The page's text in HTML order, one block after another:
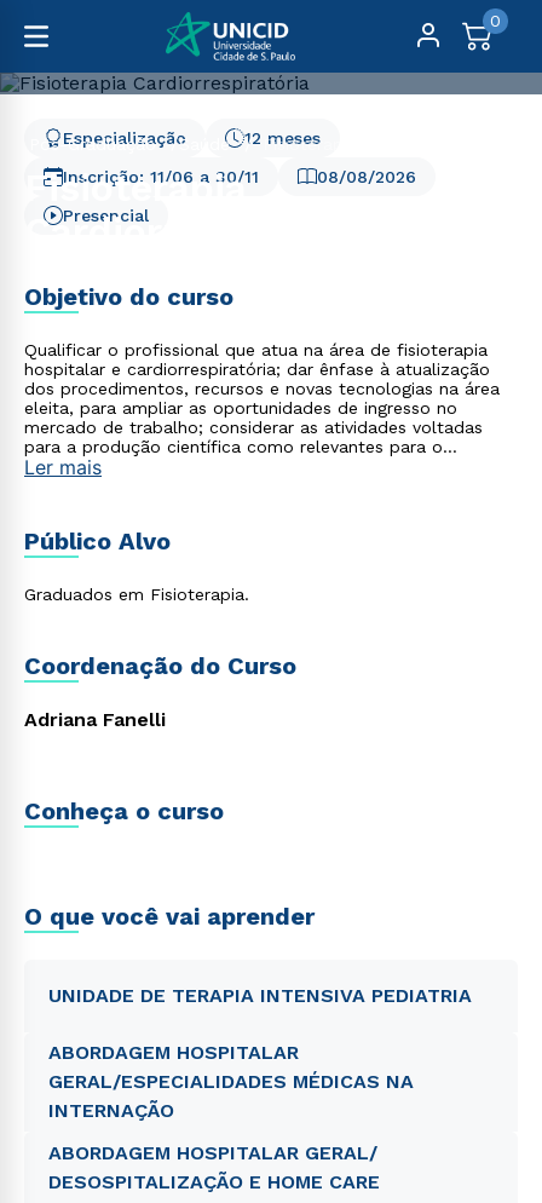
0
Pós-Graduação Saúde Fisioterapia Cardiorrespiratória
Fisioterapia
Cardiorrespiratória
08/08/2026
12 meses
Especialização
Presencial
Inscrição: 11/06 a 30/11
Objetivo do curso
Qualificar o profissional que atua na área de fisioterapia
hospitalar e cardiorrespiratória; dar ênfase à atualização
dos procedimentos, recursos e novas tecnologias na área
eleita, para ampliar as oportunidades de ingresso no
mercado de trabalho; considerar as atividades voltadas
para a produção científica como relevantes para o
desenvolvimento e capacitação profissional.
Ler mais
Público Alvo
Graduados em Fisioterapia.
Coordenação do Curso
Adriana Fanelli
Conheça o curso
O que você vai aprender
UNIDADE DE TERAPIA INTENSIVA PEDIATRIA
ABORDAGEM HOSPITALAR
GERAL/ESPECIALIDADES MÉDICAS NA
INTERNAÇÃO
ABORDAGEM HOSPITALAR GERAL/
DESOSPITALIZAÇÃO E HOME CARE